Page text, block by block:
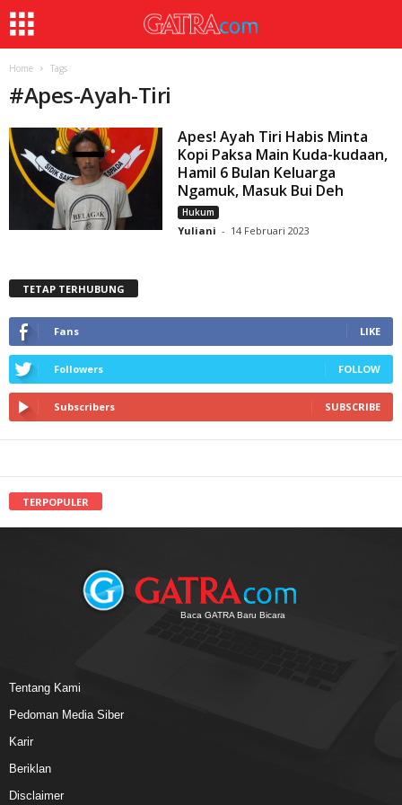
Home Tags
#Apes-Ayah-Tiri
Apes! Ayah Tiri Habis Minta
Kopi Paksa Main Kuda-kudaan,
Hamil 6 Bulan Keluarga
Ngamuk, Masuk Bui Deh
Hukum
Yuliani - 14 Februari 2023
TETAP TERHUBUNG
Fans LIKE
Followers FOLLOW
Subscribers SUBSCRIBE
TERPOPULER
Baca GATRA Baru Bicara
Tentang Kami
Pedoman Media Siber
Karir
Beriklan
Disclaimer